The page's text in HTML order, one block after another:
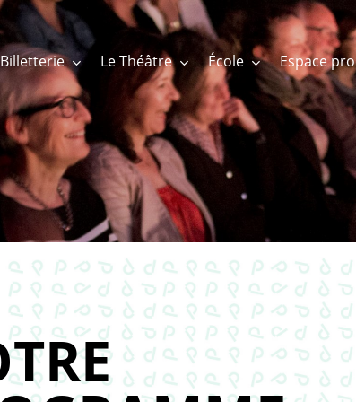
Billetterie Le Théâtre École Espace pro